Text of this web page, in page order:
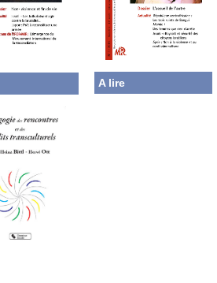
A lire